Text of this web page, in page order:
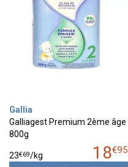
Gallia
Galliagest Premium 2ème âge
800g
18€95
23€69/kg